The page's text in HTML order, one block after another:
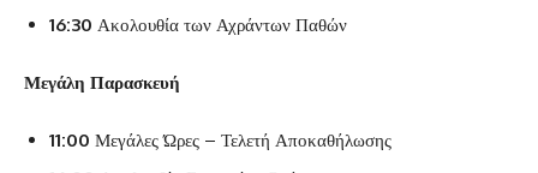
16:30 Ακολουθία των Αχράντων Παθών
Μεγάλη Παρασκευή
11:00 Μεγάλες Ώρες – Τελετή Αποκαθήλωσης